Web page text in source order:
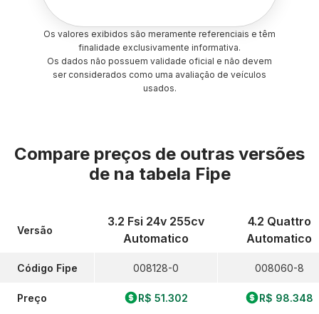
Os valores exibidos são meramente referenciais e têm
finalidade exclusivamente informativa.
Os dados não possuem validade oficial e não devem
ser considerados como uma avaliação de veículos
usados.
Compare preços de outras versões
de na tabela Fipe
Versão
Código Fipe
Preço
3.2 Fsi 24v 255cv
Automatico
008128-0
R$ 51.302
4.2 Quattro
Automatico
008060-8
R$ 98.348